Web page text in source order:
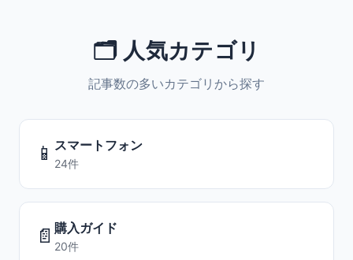
🗂️ 人気カテゴリ
記事数の多いカテゴリから探す
📱 スマートフォン
24件
📄 購入ガイド
20件